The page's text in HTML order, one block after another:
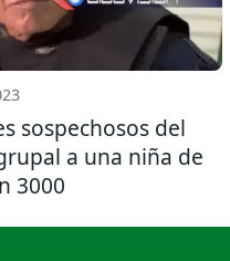
sospechosos del
a una niña de
3000